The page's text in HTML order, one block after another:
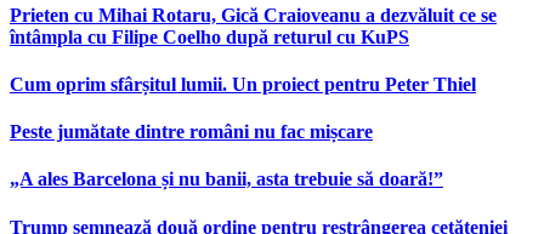
Prieten cu Mihai Rotaru, Gică Craioveanu a dezvăluit ce se
întâmpla cu Filipe Coelho după returul cu KuPS
Cum oprim sfârșitul lumii. Un proiect pentru Peter Thiel
Peste jumătate dintre români nu fac mișcare
„A ales Barcelona și nu banii, asta trebuie să doară!”
Trump semnează două ordine pentru restrângerea cetățeniei